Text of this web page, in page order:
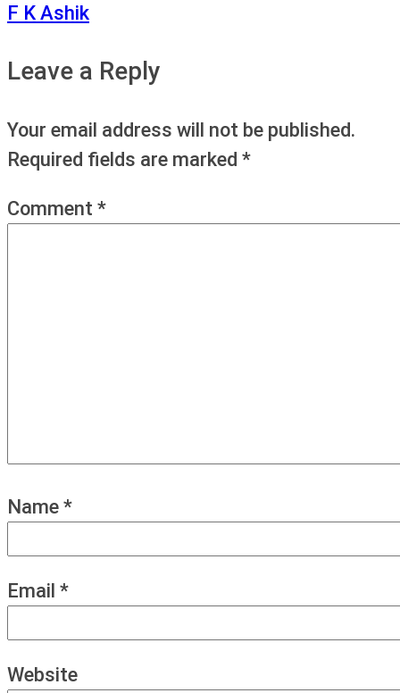
F K Ashik
Leave a Reply
Your email address will not be published.
Required fields are marked *
Comment *
Name *
Email *
Website